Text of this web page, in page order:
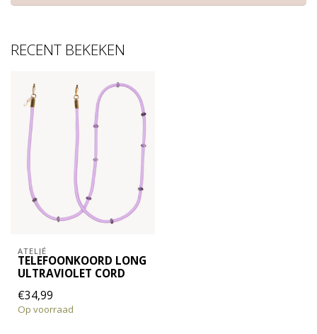
RECENT BEKEKEN
ATELJÉ
TELEFOONKOORD LONG
ULTRAVIOLET CORD
€34,99
Op voorraad